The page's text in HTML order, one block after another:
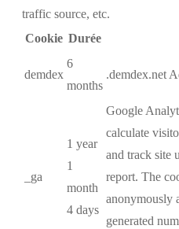
traffic source, etc.
Cookie Durée
demdex
6
months
.demdex.net
_ga
1 year
1
month
4 days
Google
calculate
and track site
report. The
anonymously
generated